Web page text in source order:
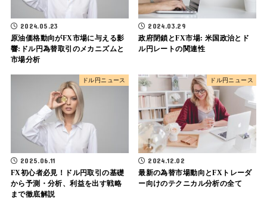
2024.05.23
原油価格動向がFX市場に与える影
響:ドル円為替取引のメカニズムと
市場分析
2024.03.29
政府閉鎖とFX市場: 米国政治とド
ル円レートの関連性
ドル円ニュース
2025.06.11
FX初心者必見！ドル円取引の基礎
から予測・分析、利益を出す戦略
まで徹底解説
ドル円ニュース
2024.12.02
最新の為替市場動向とFXトレーダ
ー向けのテクニカル分析の全て